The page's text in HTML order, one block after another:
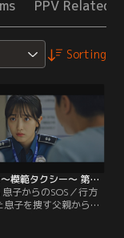
PPV Related
Sorting
復讐代行人2～模範タクシー～ 第02話／字幕
子からのSOS／行方
息子を捜す父親から一
ドギは、模範タクシ
ンチョル代表と2人